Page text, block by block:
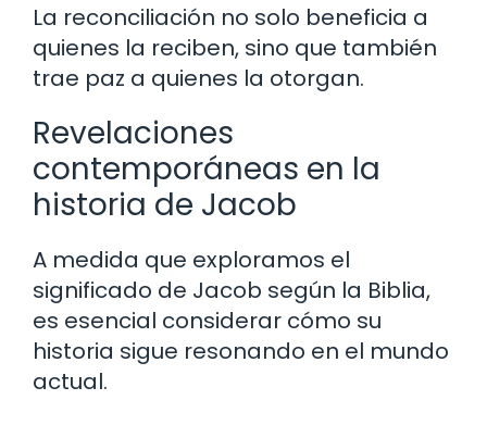
La reconciliación no solo beneficia a
quienes la reciben, sino que también
trae paz a quienes la otorgan.
Revelaciones
contemporáneas en la
historia de Jacob
A medida que exploramos el
significado de Jacob según la Biblia,
es esencial considerar cómo su
historia sigue resonando en el mundo
actual.